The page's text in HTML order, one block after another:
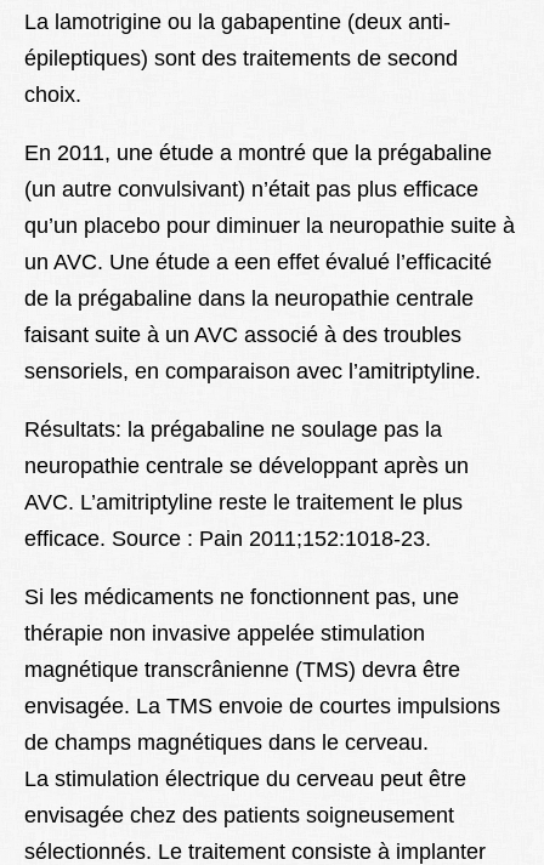
La lamotrigine ou la gabapentine (deux anti-
épileptiques) sont des traitements de second
choix.
En 2011, une étude a montré que la prégabaline
(un autre convulsivant) n’était pas plus efficace
qu’un placebo pour diminuer la neuropathie suite à
un AVC. Une étude a een effet évalué l’efficacité
de la prégabaline dans la neuropathie centrale
faisant suite à un AVC associé à des troubles
sensoriels, en comparaison avec l’amitriptyline.
Résultats: la prégabaline ne soulage pas la
neuropathie centrale se développant après un
AVC. L’amitriptyline reste le traitement le plus
efficace. Source : Pain 2011;152:1018-23.
Si les médicaments ne fonctionnent pas, une
thérapie non invasive appelée stimulation
magnétique transcrânienne (TMS) devra être
envisagée. La TMS envoie de courtes impulsions
de champs magnétiques dans le cerveau.
La stimulation électrique du cerveau peut être
envisagée chez des patients soigneusement
sélectionnés. Le traitement consiste à implanter